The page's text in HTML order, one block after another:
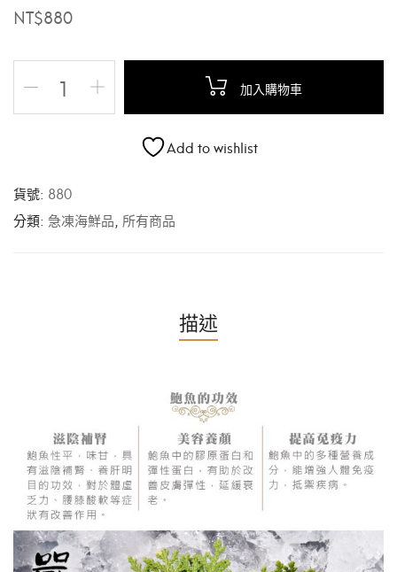
NT$880
加入購物車
Add to wishlist
貨號: 880
分類: 急凍海鮮品, 所有商品
描述